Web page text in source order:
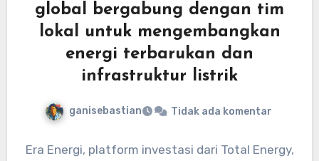
global bergabung dengan tim
lokal untuk mengembangkan
energi terbarukan dan
infrastruktur listrik
ganisebastian Tidak ada komentar
Era Energi, platform investasi dari Total Energy,